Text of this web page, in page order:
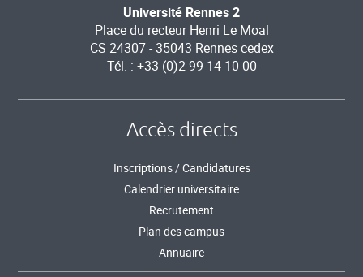
Université Rennes 2
Place du recteur Henri Le Moal
CS 24307 - 35043 Rennes cedex
Tél. : +33 (0)2 99 14 10 00
Accès directs
Inscriptions / Candidatures
Calendrier universitaire
Recrutement
Plan des campus
Annuaire